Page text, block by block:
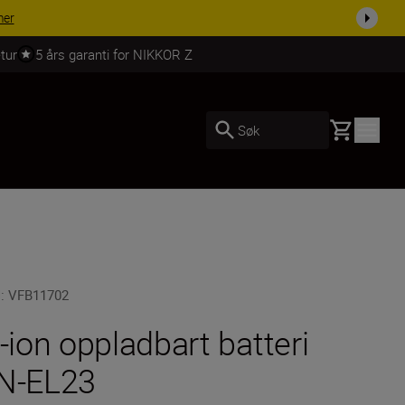
5 års garanti for NIKKOR Z
Søk Basket
:VFB11702
ion oppladbart batteri
EL23